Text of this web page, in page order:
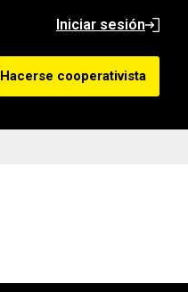
Iniciar sesión
Hacerse cooperativista